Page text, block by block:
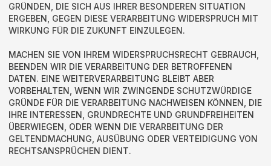
GRÜNDEN, DIE SICH AUS IHRER BESONDEREN SITUATION
ERGEBEN, GEGEN DIESE VERARBEITUNG WIDERSPRUCH MIT
WIRKUNG FÜR DIE ZUKUNFT EINZULEGEN.
MACHEN SIE VON IHREM WIDERSPRUCHSRECHT GEBRAUCH,
BEENDEN WIR DIE VERARBEITUNG DER BETROFFENEN
DATEN. EINE WEITERVERARBEITUNG BLEIBT ABER
VORBEHALTEN, WENN WIR ZWINGENDE SCHUTZWÜRDIGE
GRÜNDE FÜR DIE VERARBEITUNG NACHWEISEN KÖNNEN, DIE
IHRE INTERESSEN, GRUNDRECHTE UND GRUNDFREIHEITEN
ÜBERWIEGEN, ODER WENN DIE VERARBEITUNG DER
GELTENDMACHUNG, AUSÜBUNG ODER VERTEIDIGUNG VON
RECHTSANSPRÜCHEN DIENT.